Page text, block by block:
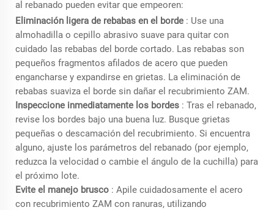
al rebanado pueden evitar que empeoren:
Eliminación ligera de rebabas en el borde : Use una
almohadilla o cepillo abrasivo suave para quitar con
cuidado las rebabas del borde cortado. Las rebabas son
pequeños fragmentos afilados de acero que pueden
engancharse y expandirse en grietas. La eliminación de
rebabas suaviza el borde sin dañar el recubrimiento ZAM.
Inspeccione inmediatamente los bordes : Tras el rebanado,
revise los bordes bajo una buena luz. Busque grietas
pequeñas o descamación del recubrimiento. Si encuentra
alguno, ajuste los parámetros del rebanado (por ejemplo,
reduzca la velocidad o cambie el ángulo de la cuchilla) para
el próximo lote.
Evite el manejo brusco : Apile cuidadosamente el acero
con recubrimiento ZAM con ranuras, utilizando